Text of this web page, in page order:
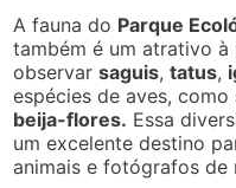
A fauna do Parque
também é um atrativo
observarsaguis,tatus,
espécies de aves, como
beija-flores. Essa
um excelente destino
animais e fotógrafos de